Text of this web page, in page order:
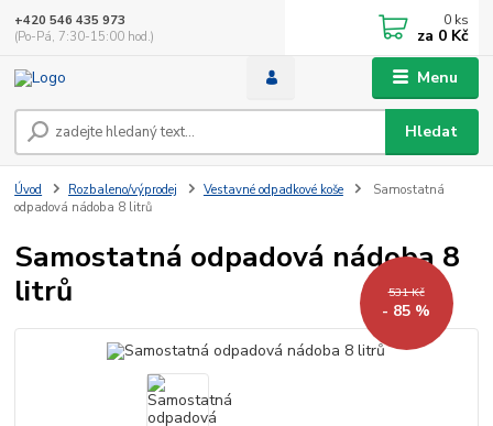
Menu
Hledat
+420 546 435 973
(Po-Pá, 7:30-15:00 hod.)
0 ks
za 0 Kč
Úvod Rozbaleno/výprodej Vestavné odpadkové koše
Samostatná
odpadová nádoba 8 litrů
Samostatná odpadová nádoba 8
litrů
531 Kč
- 85 %